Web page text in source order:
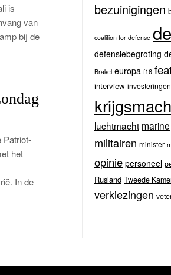
is
van
bij de
Patriot-
het
In de
bezuinigingen
coalition for defense
defensiebegroting
Brakel europa f16
interview investeringen
luchtmacht marine
militairen minister
opinie personeel
Rusland Tweede
verkiezingen